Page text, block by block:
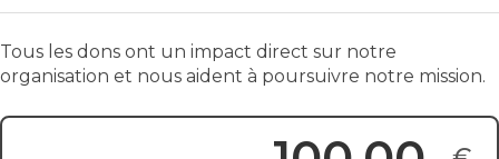
Tous les dons ont un impact direct sur notre
organisation et nous aident à poursuivre notre mission.